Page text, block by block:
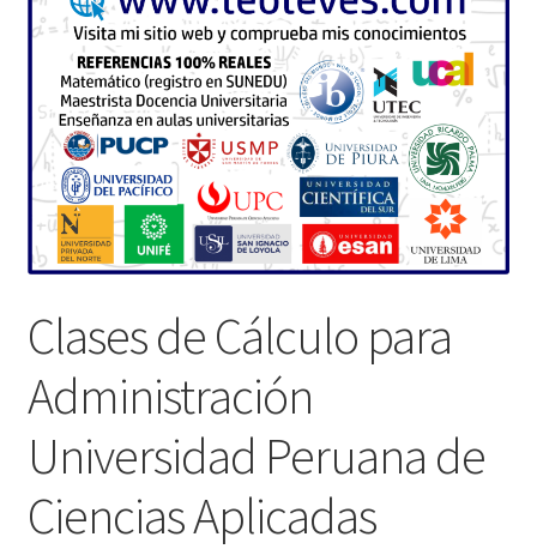
Clases de Cálculo para
Administración
Universidad Peruana de
Ciencias Aplicadas